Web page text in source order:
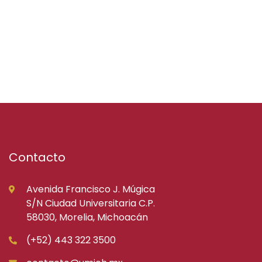
Contacto
Avenida Francisco J. Múgica
S/N Ciudad Universitaria C.P.
58030, Morelia, Michoacán
(+52) 443 322 3500